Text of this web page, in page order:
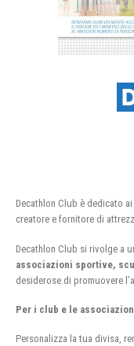
Decathlon Club è dedicato
creatore e fornitore di
Decathlon Club si rivolge a
associazioni sportive,
desiderose di promuovere
Per i club e le
Personalizza la tua divisa,